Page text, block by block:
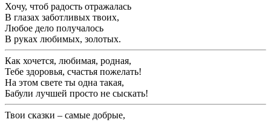
Хочу, чтоб радость отражалась
В глазах заботливых твоих,
Любое дело получалось
В руках любимых, золотых.
Как хочется, любимая, родная,
Тебе здоровья, счастья пожелать!
На этом свете ты одна такая,
Бабули лучшей просто не сыскать!
Твои сказки – самые добрые,